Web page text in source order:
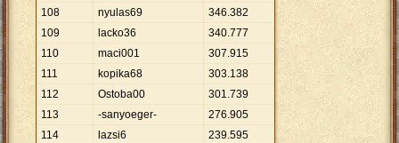
108
nyulas69 346.382
109
lacko36 340.777
110
maci001 307.915
111
kopika68 303.138
112
Ostoba00 301.739
113
-sanyoeger- 276.905
114
lazsi6 239.595